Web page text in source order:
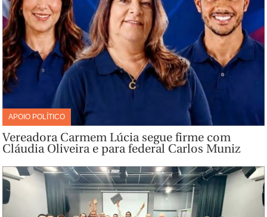
APOIO POLÍTICO
Vereadora Carmem Lúcia segue firme com
Cláudia Oliveira e para federal Carlos Muniz